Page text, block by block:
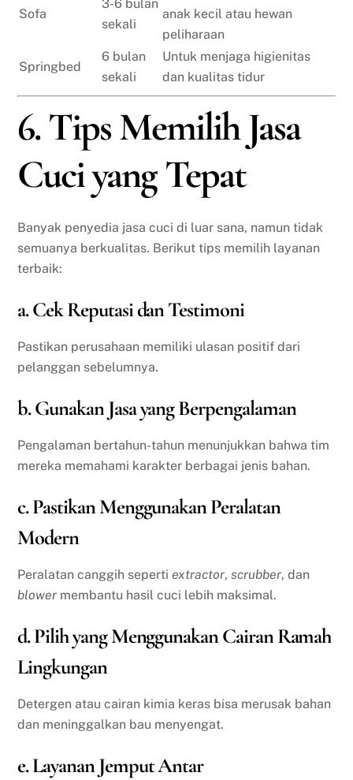
Sofa
3-6 bulan
sekali
anak kecil atau hewan
peliharaan
Springbed
6 bulan
sekali
Untuk menjaga higienitas
dan kualitas tidur
6. Tips Memilih Jasa
Cuci yang Tepat
Banyak penyedia jasa cuci di luar sana, namun tidak
semuanya berkualitas. Berikut tips memilih layanan
terbaik:
a. Cek Reputasi dan Testimoni
Pastikan perusahaan memiliki ulasan positif dari
pelanggan sebelumnya.
b. Gunakan Jasa yang Berpengalaman
Pengalaman bertahun-tahun menunjukkan bahwa tim
mereka memahami karakter berbagai jenis bahan.
c. Pastikan Menggunakan Peralatan
Modern
Peralatan canggih sepertiextractor,scrubber, dan
blower membantu hasil cuci lebih maksimal.
d. Pilih yang Menggunakan Cairan Ramah
Lingkungan
Detergen atau cairan kimia keras bisa merusak bahan
dan meninggalkan bau menyengat.
e. Layanan Jemput Antar